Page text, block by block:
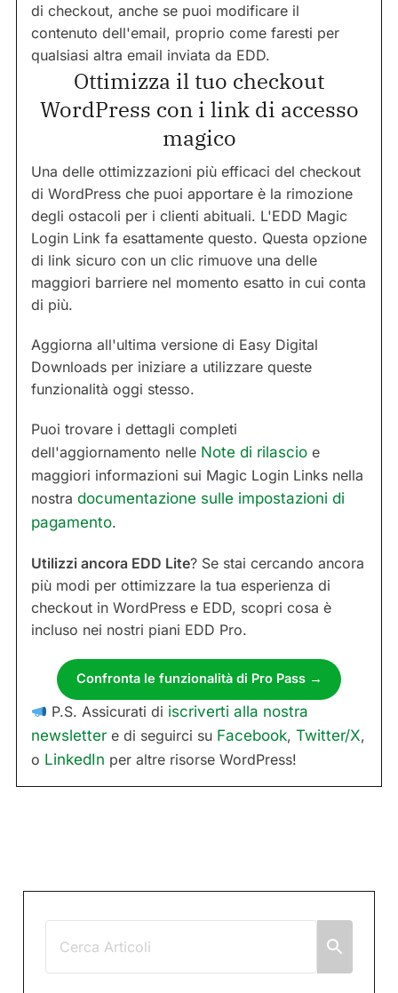
di checkout, anche se puoi modificare il
contenuto dell'email, proprio come faresti per
qualsiasi altra email inviata da EDD.
Ottimizza il tuo checkout
WordPress con i link di accesso
magico
Una delle ottimizzazioni più efficaci del checkout
di WordPress che puoi apportare è la rimozione
degli ostacoli per i clienti abituali. L'EDD Magic
Login Link fa esattamente questo. Questa opzione
di link sicuro con un clic rimuove una delle
maggiori barriere nel momento esatto in cui conta
di più.
Aggiorna all'ultima versione di Easy Digital
Downloads per iniziare a utilizzare queste
funzionalità oggi stesso.
Puoi trovare i dettagli completi
dell'aggiornamento nelle Note di rilascio e
maggiori informazioni sui Magic Login Links nella
nostra documentazione sulle impostazioni di
pagamento.
Utilizzi ancora EDD Lite? Se stai cercando ancora
più modi per ottimizzare la tua esperienza di
checkout in WordPress e EDD, scopri cosa è
incluso nei nostri piani EDD Pro.
Confronta le funzionalità di Pro Pass →
P.S. Assicurati di iscriverti alla nostra
newsletter e di seguirci su Facebook, Twitter/X,
o LinkedIn per altre risorse WordPress!